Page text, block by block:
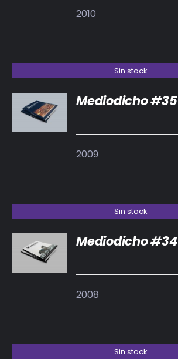
2010
Sin stock
DETALLES
Mediodicho #35
2009
Sin stock
DETALLES
Mediodicho #34
2008
Sin stock